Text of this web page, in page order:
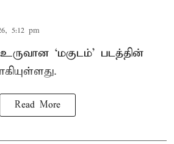
5:12 pm
‘மகுடம்’ படத்தின்
Read More